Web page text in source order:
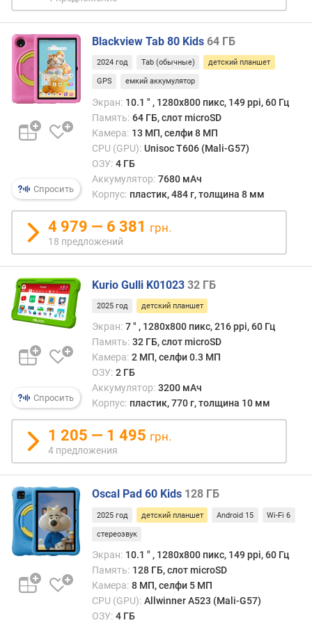
л
е
я
(
"
)
P
I
p
i
т
о
т
р
а
е
р
т
к
и
(
Г
ц
о
е
р
Спросить
Blackview Tab 80 Kids 64 ГБ
2024 год Tab (обычные) детский планшет
GPS емкий аккумулятор
Экран: 10.1 ″ , 1280x800 пикс, 149 ppi, 60 Гц
Память: 64 ГБ, слот microSD
Камера: 13 МП, селфи 8 МП
CPU (GPU): Unisoc T606 (Mali-G57)
ОЗУ: 4 ГБ
Аккумулятор: 7680 мАч
Корпус: пластик, 484 г, толщина 8 мм
4 979 — 6 381 грн.
18 предложений
Спросить
Kurio Gulli K01023 32 ГБ
2025 год детский планшет
Экран: 7 ″ , 1280x800 пикс, 216 ppi, 60 Гц
Память: 32 ГБ, слот microSD
Камера: 2 МП, селфи 0.3 МП
ОЗУ: 2 ГБ
Аккумулятор: 3200 мАч
Корпус: пластик, 770 г, толщина 10 мм
1 205 — 1 495 грн.
4 предложения
Oscal Pad 60 Kids 128 ГБ
2025 год детский планшет Android 15 Wi-Fi 6
стереозвук
Экран: 10.1 ″ , 1280x800 пикс, 149 ppi, 60 Гц
Память: 128 ГБ, слот microSD
Камера: 8 МП, селфи 5 МП
CPU (GPU): Allwinner A523 (Mali-G57)
ОЗУ: 4 ГБ